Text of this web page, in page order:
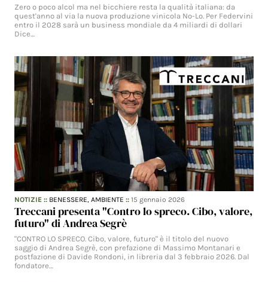
Zero o poco alcol ma nel bicchiere resta la qualità italiana: da
quest'anno al via la nuova produzione vinicola No-Lo. Per Federvini
entro il 2028 sarà un business mondiale da 4 miliardi di dollari
Dice…
NOTIZIE :: BENESSERE,AMBIENTE ::15 gennaio 2026
Treccani presenta "Contro lo spreco. Cibo, valore,
futuro" di Andrea Segrè
"CONTRO LO SPRECO. Cibo, valore, futuro" è il titolo del nuovo
saggio di Andrea Segrè, con prefazione di Massimo Montanari e
postfazione di Davide Rondoni, in libreria dal 3 febbraio 2026. Dal
fondatore…